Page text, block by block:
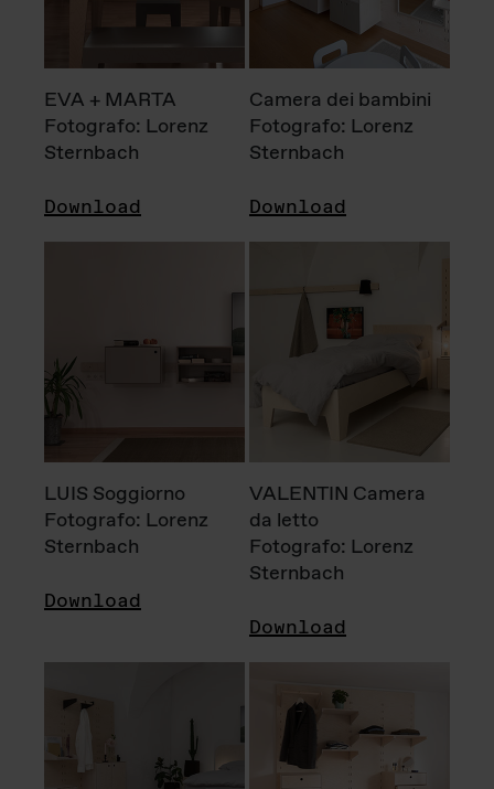
EVA + MARTA
Fotografo: Lorenz
Sternbach
Download
Camera dei bambini
Fotografo: Lorenz
Sternbach
Download
LUIS Soggiorno
Fotografo: Lorenz
Sternbach
Download
VALENTIN Camera
da letto
Fotografo: Lorenz
Sternbach
Download